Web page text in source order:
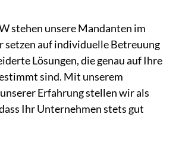
stehen unsere Mandanten im
auf individuelle Betreuung
Lösungen, die genau auf Ihre
sind. Mit unserem
Erfahrung stellen wir als
Ihr Unternehmen stets gut